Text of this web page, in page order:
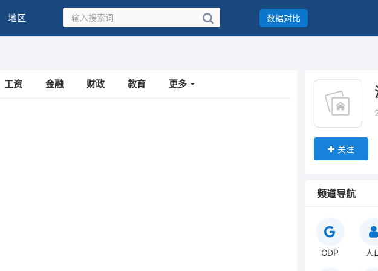
地区 数据对比
工资 金融 财政 教育 更多
关注
频道导航
GDP 人